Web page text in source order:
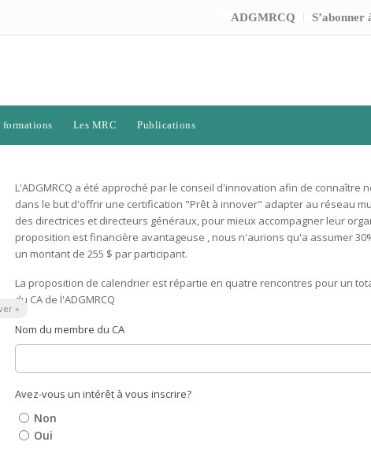
ADGMRCQ S’abonner
formations Les MRC Publications
»
L'ADGMRCQ a été approché par le conseil d'innovation afin de
dans le but d'offrir une certification "Prêt à innover" adapter au réseau
des directrices et directeurs généraux, pour mieux accompagner leur
proposition est financière avantageuse , nous n'aurions qu'a assumer
un montant de 255 $ par participant.
La proposition de calendrier est répartie en quatre rencontres pour un
du CA de l'ADGMRCQ
Nom du membre du CA
Avez-vous un intérêt à vous inscrire?
Non
Oui